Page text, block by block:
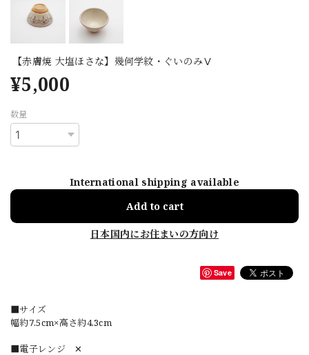
【赤膚焼 大塩ほさな】幾何学紋・ぐいのみⅤ
¥5,000
数量
International shipping available
Add to cart
日本国内にお住まいの方向け
Save
■サイズ
幅約7.5cm×高さ約4.3cm
■電子レンジ ✕